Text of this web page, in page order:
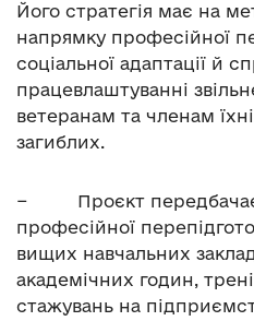
Його стратегія має на
напрямку професійної
соціальної адаптації й
працевлаштуванні
ветеранам та членам
загиблих.
− Проєкт передбачає
професiйної
вищих навчальних
академiчних годин,
стажувань на